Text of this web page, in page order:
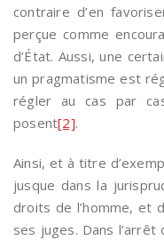
contraire d’en
perçue comme
d’État. Aussi, une
un pragmatisme est
régler au cas par
posent[2].
Ainsi, et à titre
jusque dans la
droits de l’homme, et
ses juges. Dans l’arrêt